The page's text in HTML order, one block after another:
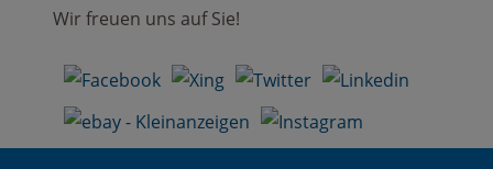
Wir freuen uns auf Sie!